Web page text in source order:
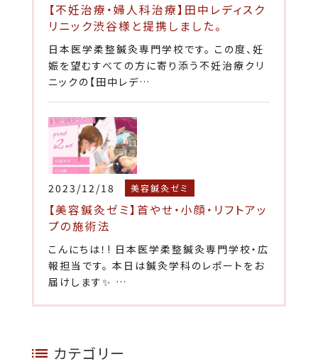
【不妊治療・婦人科治療】田中レディスク
リニック渋谷様と提携しました。
日本医学柔整鍼灸専門学校です。 この度、妊
娠を望むすべての方に寄り添う不妊治療クリ
ニックの【田中レデ…
2023/12/18 美容鍼灸ゼミ
【美容鍼灸ゼミ】首やせ・小顔・リフトアッ
プの施術法
こんにちは！! 日本医学柔整鍼灸専門学校・広
報担当です。 本日は鍼灸学科のレポートをお
届けします✨ …
カテゴリー